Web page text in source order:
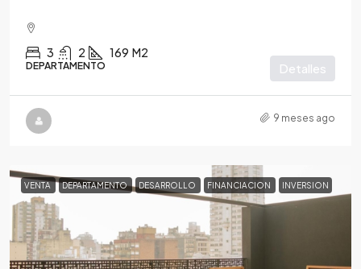
3 2 169 M2
DEPARTAMENTO Detalles
9 meses ago
VENTA DEPARTAMENTO DESARROLLO FINANCIACION INVERSION